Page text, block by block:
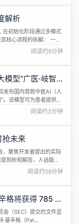
式发展。 【点击上图查
道通过与艾体验团队的
...
解析
初始化阶段通过多模式
核心流程的拆解： 一、
与参数设计 通过 initdb
# 初始化Oracle兼容模
阅读约6分钟
模型“广医·岐智”
发布国内首款中医AI（人
。该模型可为患者提供更
医生更准确高效地完成诊
打造“AI国医名师数字分
广医·岐智大模型配备中
构建了涵盖疾病、证
别中...
阅读约3分钟
抢未来
，聚焦开发者提出的实际
剖析和解答，人话版呈
关心的技术难题，也欢迎
加微信：JunoHsu1122
久弥新？2...
阅读约58分钟
格将获得 785 万
会（SEC）提交的文件显
·基辛格（Pat